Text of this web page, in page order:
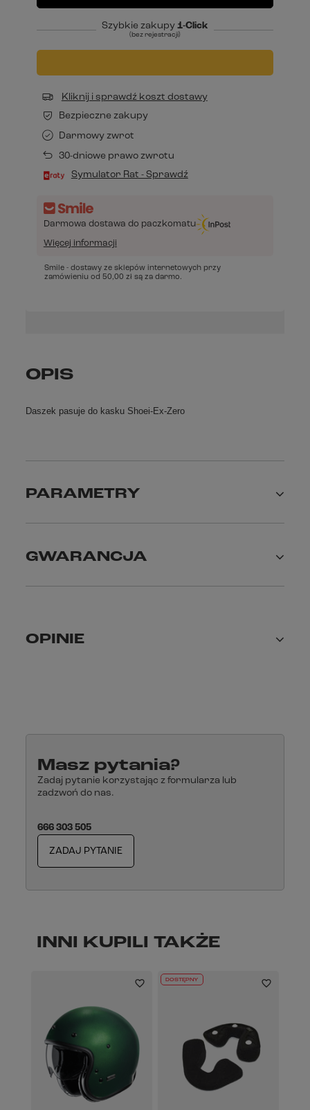
Szybkie zakupy 1-Click
(bez rejestracji)
Kliknij i sprawdź koszt dostawy
Bezpieczne zakupy
Darmowy zwrot
30-dniowe prawo zwrotu
Symulator Rat - Sprawdź
Darmowa dostawa do paczkomatu
Więcej informacji
Smile - dostawy ze sklepów internetowych przy
zamówieniu od 50,00 zł są za darmo.
OPIS
Daszek pasuje do kasku Shoei-Ex-Zero
PARAMETRY
GWARANCJA
OPINIE
Masz pytania?
Zadaj pytanie korzystając z formularza lub
zadzwoń do nas.
666 303 505
ZADAJ PYTANIE
INNI KUPILI TAKŻE
DOSTĘPNY